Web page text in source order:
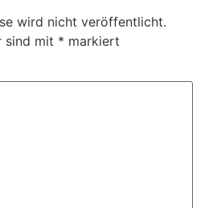
wird nicht veröffentlicht.
sind mit * markiert